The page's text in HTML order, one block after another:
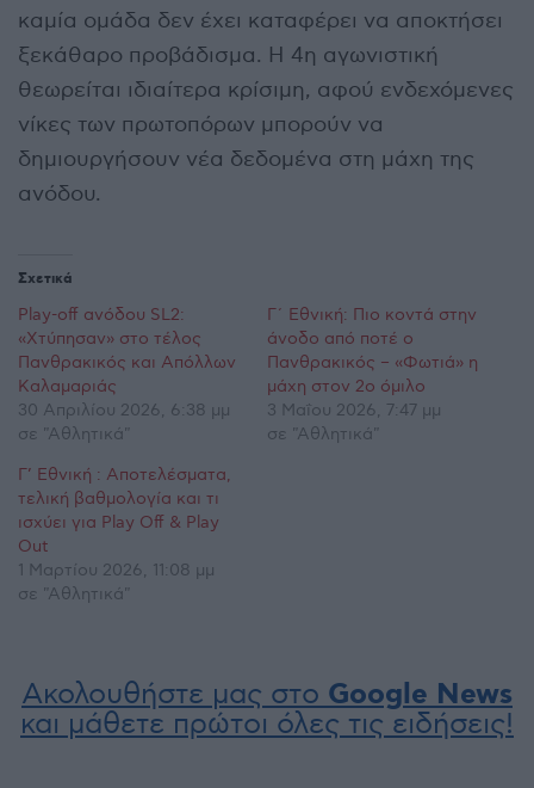
καμία ομάδα δεν έχει καταφέρει να αποκτήσει
ξεκάθαρο προβάδισμα. Η 4η αγωνιστική
θεωρείται ιδιαίτερα κρίσιμη, αφού ενδεχόμενες
νίκες των πρωτοπόρων μπορούν να
δημιουργήσουν νέα δεδομένα στη μάχη της
ανόδου.
Σχετικά
Play-off ανόδου SL2:
«Χτύπησαν» στο τέλος
Πανθρακικός και Απόλλων
Καλαμαριάς
30 Απριλίου 2026, 6:38 μμ
σε "Αθλητικά"
Γ΄ Εθνική: Πιο κοντά στην
άνοδο από ποτέ ο
Πανθρακικός – «Φωτιά» η
μάχη στον 2ο όμιλο
3 Μαΐου 2026, 7:47 μμ
σε "Αθλητικά"
Γ’ Εθνική : Αποτελέσματα,
τελική βαθμολογία και τι
ισχύει για Play Off & Play
Out
1 Μαρτίου 2026, 11:08 μμ
σε "Αθλητικά"
Ακολουθήστε μας στο Google News
και μάθετε πρώτοι όλες τις ειδήσεις!